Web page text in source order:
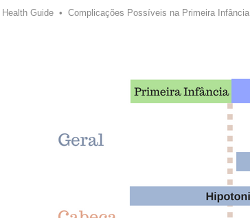
Health Guide • Complicações Possíveis na Primeira Infância